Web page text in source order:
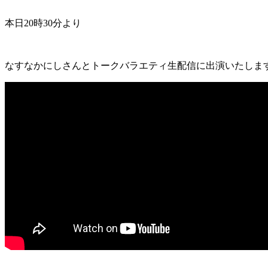
本日20時30分より
なすなかにしさんとトークバラエティ生配信に出演いたしま